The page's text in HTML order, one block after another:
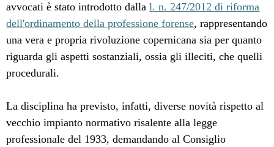
avvocati è stato introdotto dallal. n. 247/2012 di riforma
dell'ordinamento della professione forense, rappresentando
una vera e propria rivoluzione copernicana sia per quanto
riguarda gli aspetti sostanziali, ossia gli illeciti, che quelli
procedurali.
La disciplina ha previsto, infatti, diverse novità rispetto al
vecchio impianto normativo risalente alla legge
professionale del 1933, demandando al Consiglio